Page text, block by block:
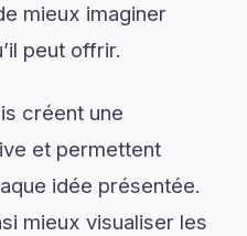
mieux imaginer
peut offrir.
créent une
et permettent
idée présentée.
mieux visualiser les